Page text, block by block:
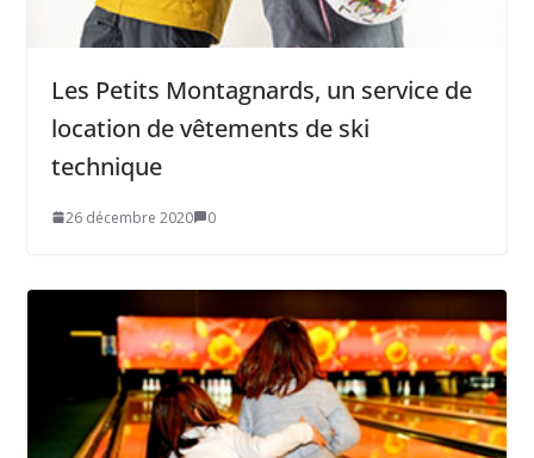
Les Petits Montagnards, un service de
location de vêtements de ski
technique
26 décembre 2020 0